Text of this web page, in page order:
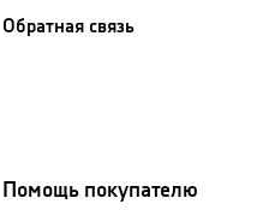
Обратная связь
Помощь покупателю